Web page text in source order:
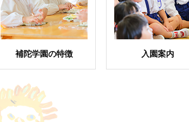
補陀学園の特徴 入園案内